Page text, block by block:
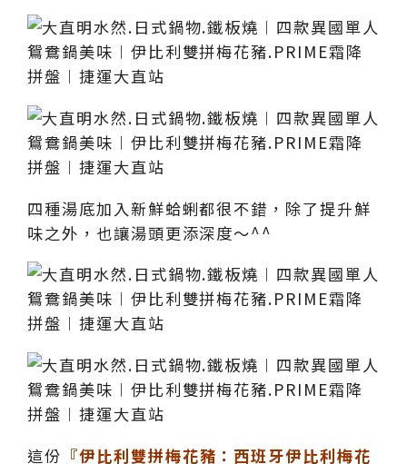
四種湯底加入新鮮蛤蜊都很不錯，除了提升鮮
味之外，也讓湯頭更添深度～^^
這份 『伊比利雙拼梅花豬：西班牙伊比利梅花